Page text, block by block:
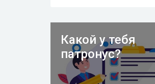
Какой у тебя
патронус?